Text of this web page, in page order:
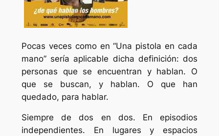
Pocas veces como en “Una pistola en cada
mano” sería aplicable dicha definición: dos
personas que se encuentran y hablan. O
que se buscan, y hablan. O que han
quedado, para hablar.
Siempre de dos en dos. En episodios
independientes. En lugares y espacios